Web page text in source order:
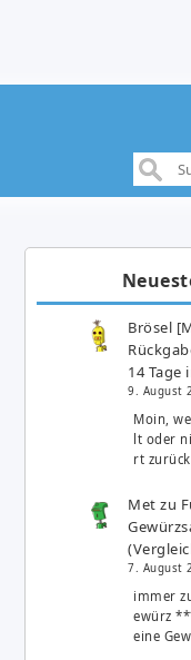
Brösel
14 Tage
9. August
Moin,
lt oder
rt
Met zu
7. August
immer
ewürz
eine